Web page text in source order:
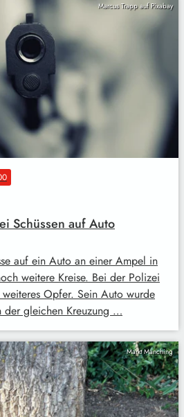
Marcus Trapp auf Pixabay
Schüssen auf Auto
auf ein Auto an einer Ampel in
weitere Kreise. Bei der Polizei
Opfer. Sein Auto wurde
der gleichen Kreuzung …
Markt Manching